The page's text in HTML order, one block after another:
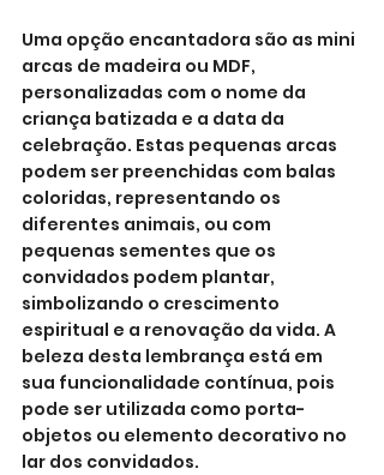
Uma opção encantadora são as mini
arcas de madeira ou MDF,
personalizadas com o nome da
criança batizada e a data da
celebração. Estas pequenas arcas
podem ser preenchidas com balas
coloridas, representando os
diferentes animais, ou com
pequenas sementes que os
convidados podem plantar,
simbolizando o crescimento
espiritual e a renovação da vida. A
beleza desta lembrança está em
sua funcionalidade contínua, pois
pode ser utilizada como porta-
objetos ou elemento decorativo no
lar dos convidados.